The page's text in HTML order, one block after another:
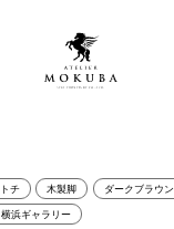
ONLINE STORE
トチ 木製脚 ダークブラウン
横浜ギャラリー